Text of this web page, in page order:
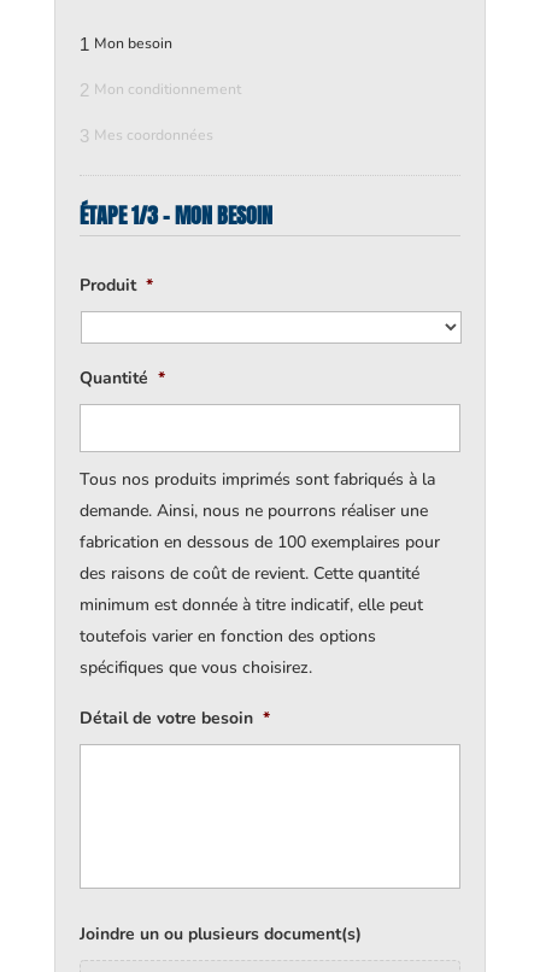
1 Mon besoin
2 Mon conditionnement
3 Mes coordonnées
ÉTAPE 1/3 - MON BESOIN
Produit *
Quantité *
Tous nos produits imprimés sont fabriqués à la
demande. Ainsi, nous ne pourrons réaliser une
fabrication en dessous de 100 exemplaires pour
des raisons de coût de revient. Cette quantité
minimum est donnée à titre indicatif, elle peut
toutefois varier en fonction des options
spécifiques que vous choisirez.
Détail de votre besoin *
Joindre un ou plusieurs document(s)